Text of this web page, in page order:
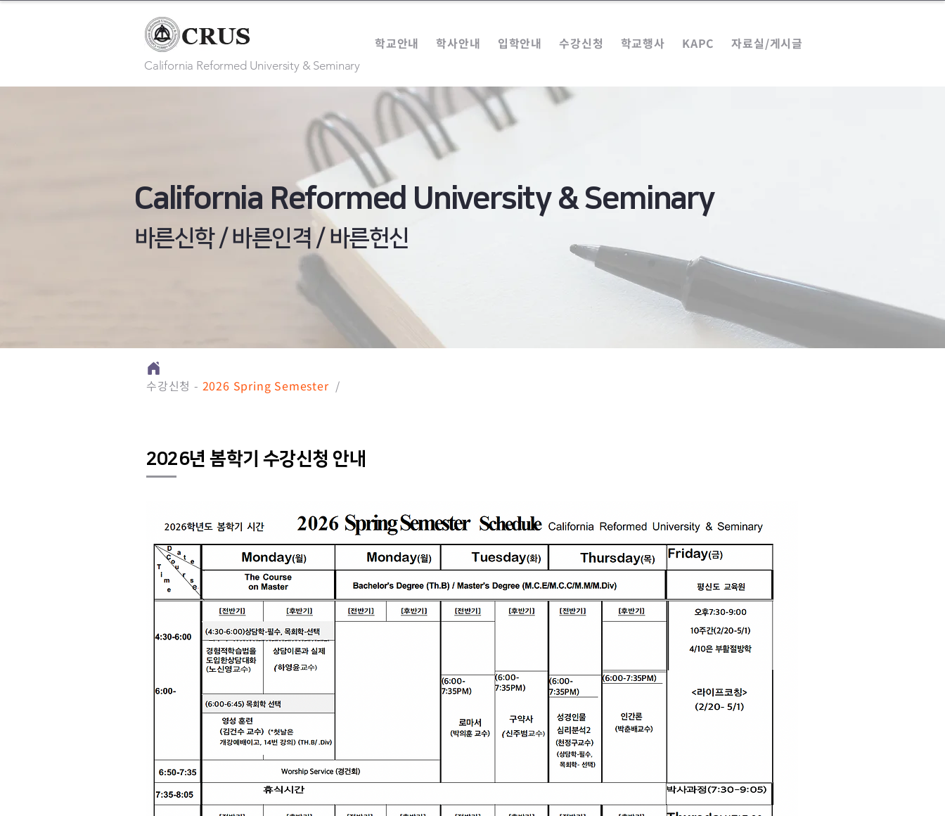
학교안내 학사안내 입학안내 수강신청 학교행사 KAPC 자료실/게시글
California Reformed University & Seminary
California Reformed University & Seminary
바른신학 / 바른인격 / 바른헌신
수강신청 - 2026 Spring Semester /
​2026년 봄학기 수강신청 안내
2025학년도 가을학기(학사,석사,박사)
모든 강의는 '온라인 수업'으로 진행합
니다. 단, 개강식과 종강식은 대면으로
하며, 같은날 수업 또한 대면으로 진행